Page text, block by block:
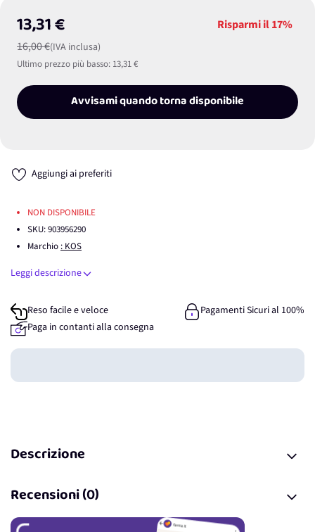
13,31 €
16,00 €(IVA inclusa)
Risparmi il17%
Ultimo prezzo più basso: 13,31 €
Avvisami quando torna disponibile
Aggiungi ai preferiti
NON DISPONIBILE
SKU:903956290
Marchio : KOS
Leggi descrizione
Reso facile e veloce
Pagamenti Sicuri al 100%
Paga in contanti alla consegna
Guadagna
Descrizione
Recensioni (0)